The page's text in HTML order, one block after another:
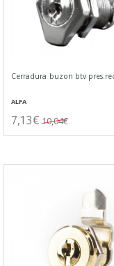
Cerradura buzon btv
ALFA
7,13€ 10,04€